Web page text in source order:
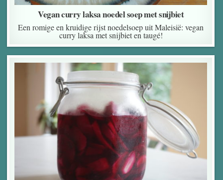
Vegan curry laksa noedel soep met snijbiet
Een romige en kruidige rijst noedelsoep uit Maleisië: vegan
curry laksa met snijbiet en taugé!